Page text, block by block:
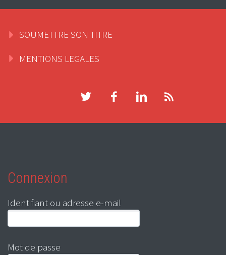
SOUMETTRE SON TITRE
MENTIONS LEGALES
Connexion
Identifiant ou adresse e-mail
Mot de passe